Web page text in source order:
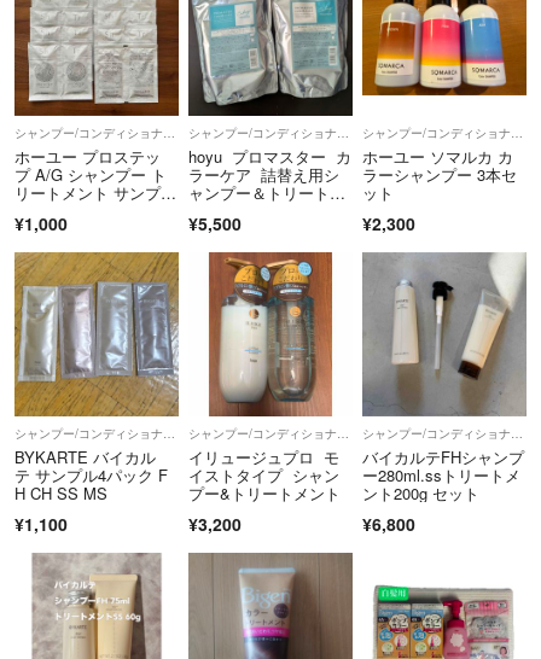
わせください。
またこちらに戻ってきた場合再ご購入して頂き、その際プラス別途手数
料を頂きます。
○主にゆうパケット(ポスト投函)で発送しています。雨天による封筒の
破損が生じる場合があります。状態等を気にされる方はプラス料金で発
送方法を変更できます。少しでも気にされる場合はご購入をお控えくだ
さい。
投函してから追跡番号反映するまでお時間がかかります。
発送方法は郵便局かヤマトになります。
設定変更する場合があります。
〇仕入れの価格変動により出品金額も動きます。
〇月末の評価は遅れます。
〇入荷、出品のタイミングにより商品番号が異なる場合がありますが全
て正規品の取り扱いになります。
ホーユー プロステッ
プ A/G シャンプー ト
リートメント サンプ
¥1,000
hoyu プロマスター カ
ラーケア 詰替え用シ
ャンプー＆トリートメ
¥5,500
ホーユー ソマルカ カ
ラーシャンプー 3本セ
ット
¥2,300
BYKARTE バイカル
テ サンプル4パック F
H CH SS MS
¥1,100
イリュージュプロ モ
イストタイプ シャン
プー&トリートメント
¥3,200
バイカルテFHシャンプ
ー280ml.ssトリートメ
ント200g セット
¥6,800